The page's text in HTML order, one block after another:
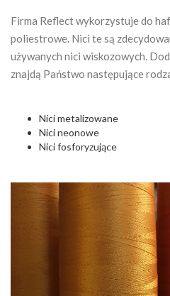
Firma Reflect wykorzystuje do
poliestrowe. Nici te są
używanych nici wiskozowych.
znajdą Państwo następujące
Nici metalizowane
Nici neonowe
Nici fosforyzujące